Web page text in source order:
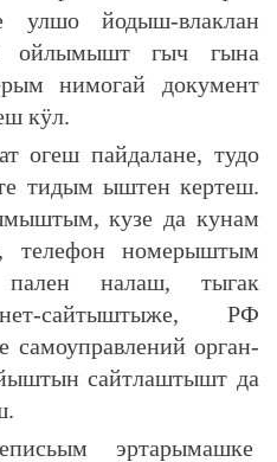
улшо йодыш-влаклан
ойлымышт гыч гына
нимогай документ
кӱл.
огеш пайдалане, тудо
тидым ыштен кертеш.
кузе да кунам
номерыштым
налаш, тыгак
сайтыштыже, РФ
самоуправлений орган-
сайтлаштышт да
эртарымашке